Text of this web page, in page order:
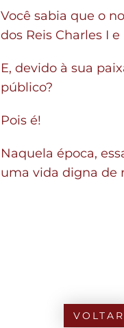
Você sabia que o
dos Reis Charles I
E, devido à sua
público?
Pois é!
Naquela época,
uma vida digna de
VOLTAR